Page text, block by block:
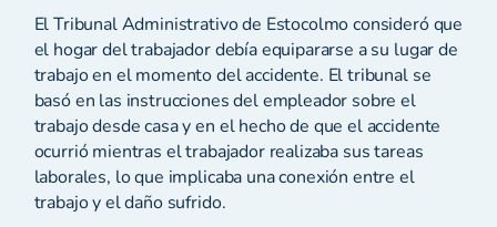
El Tribunal Administrativo de Estocolmo consideró que
el hogar del trabajador debía equipararse a su lugar de
trabajo en el momento del accidente. El tribunal se
basó en las instrucciones del empleador sobre el
trabajo desde casa y en el hecho de que el accidente
ocurrió mientras el trabajador realizaba sus tareas
laborales, lo que implicaba una conexión entre el
trabajo y el daño sufrido.